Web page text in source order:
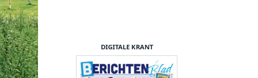
DIGITALE KRANT